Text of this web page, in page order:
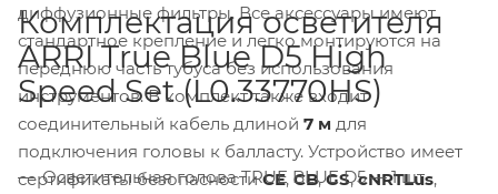
диффузионные фильтры. Все аксессуары имеют
стандартное крепление и легко монтируются на
переднюю часть тубуса без использования
инструментов. В комплект также входит
соединительный кабель длиной 7 м для
подключения головы к балласту. Устройство имеет
сертификаты безопасностиCE, CB,GS,cNRTLus,
Комплектация осветителя
ARRI True Blue D5 High
Speed Set (L0.33770HS)
Осветительная голова TRUE BLUE D5 — 1 шт